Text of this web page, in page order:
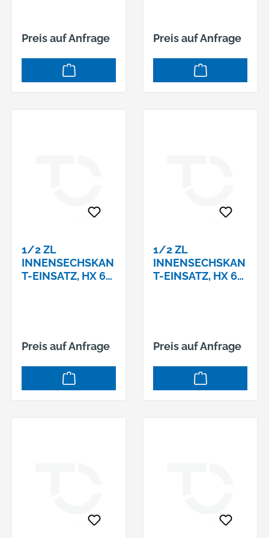
Preis auf Anfrage Preis auf Anfrage
1/2 ZL
INNENSECHSKAN
T-EINSATZ, HX 6
Preis auf Anfrage
1/2 ZL
INNENSECHSKAN
T-EINSATZ, HX 6
Preis auf Anfrage